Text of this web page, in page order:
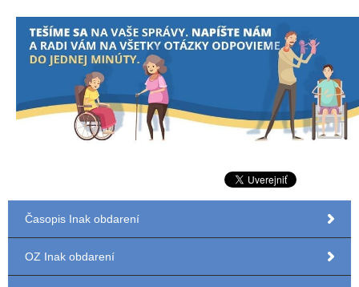
Časopis Inak obdarení
OZ Inak obdarení